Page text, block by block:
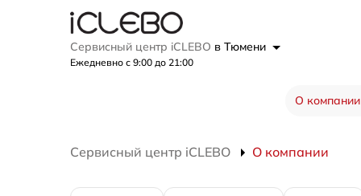
Сервисный центр iCLEBO в Тюмени
Ежедневно с 9:00 до 21:00
О компании
Сервисный центр iCLEBO О компании